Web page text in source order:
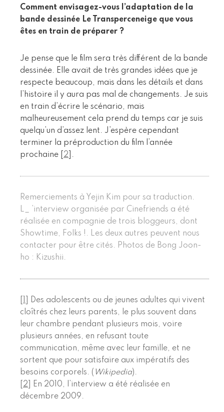
Comment envisagez-vous l’adaptation de la
bande dessinée Le Transperceneige que vous
êtes en train de préparer ?
Je pense que le film sera très différent de la bande
dessinée. Elle avait de très grandes idées que je
respecte beaucoup, mais dans les détails et dans
l’histoire il y aura pas mal de changements. Je suis
en train d’écrire le scénario, mais
malheureusement cela prend du temps car je suis
quelqu’un d’assez lent. J’espère cependant
terminer la préproduction du film l’année
prochaine
2 .
Remerciements à Yejin Kim pour sa traduction.
L_ ’interview organisée par Cinefriends a été
réalisée en compagnie de trois bloggeurs, dont
Showtime, Folks !. Les deux autres peuvent nous
contacter pour être cités. Photos de Bong Joon-
ho : Kizushii.
Des adolescents ou de jeunes adultes qui vivent
cloîtrés chez leurs parents, le plus souvent dans
leur chambre pendant plusieurs mois, voire
plusieurs années, en refusant toute
communication, même avec leur famille, et ne
sortent que pour satisfaire aux impératifs des
besoins corporels. ( Wikipedia).
2
En 2010, l’interview a été réalisée en
décembre 2009.